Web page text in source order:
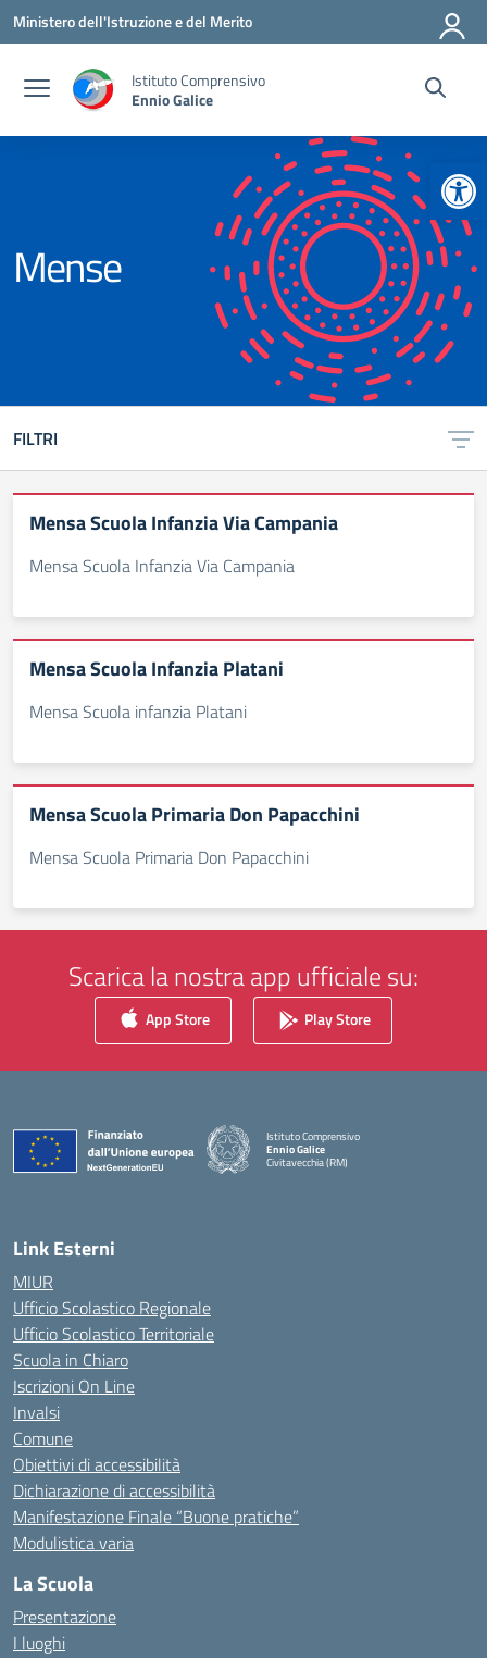
Vai ai contenuti
Vai al menu di navigazione
Vai al footer
Ministero dell'Istruzione e del Merito
Istituto Comprensivo
Ennio Galice
Mense
FILTRI
Mensa Scuola Infanzia Via Campania
Mensa Scuola Infanzia Via Campania
Mensa Scuola Infanzia Platani
Mensa Scuola infanzia Platani
Mensa Scuola Primaria Don Papacchini
Mensa Scuola Primaria Don Papacchini
Scarica la nostra app ufficiale su:
App Store Play Store
Istituto Comprensivo
Ennio Galice
Civitavecchia (RM)
Link Esterni
MIUR
Ufficio Scolastico Regionale
Ufficio Scolastico Territoriale
Scuola in Chiaro
Iscrizioni On Line
Invalsi
Comune
Obiettivi di accessibilità
Dichiarazione di accessibilità
Manifestazione Finale “Buone pratiche”
Modulistica varia
La Scuola
Presentazione
I luoghi